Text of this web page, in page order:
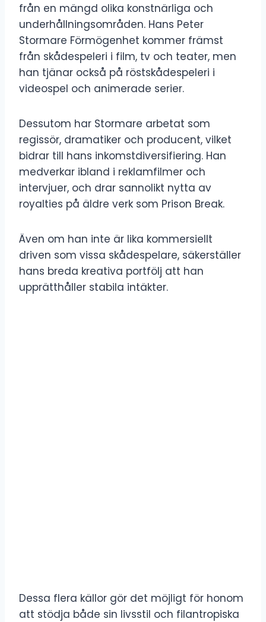
från en mängd olika konstnärliga och
underhållningsområden. Hans Peter
Stormare Förmögenhet kommer främst
från skådespeleri i film, tv och teater, men
han tjänar också på röstskådespeleri i
videospel och animerade serier.
Dessutom har Stormare arbetat som
regissör, ​​dramatiker och producent, vilket
bidrar till hans inkomstdiversifiering. Han
medverkar ibland i reklamfilmer och
intervjuer, och drar sannolikt nytta av
royalties på äldre verk som Prison Break.
Även om han inte är lika kommersiellt
driven som vissa skådespelare, säkerställer
hans breda kreativa portfölj att han
upprätthåller stabila intäkter.
Dessa flera källor gör det möjligt för honom
att stödja både sin livsstil och filantropiska